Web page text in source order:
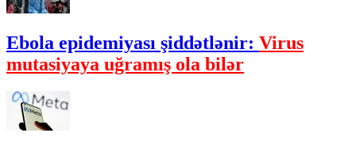
Ebola epidemiyası şiddətlənir: Virus
mutasiyaya uğramış ola bilər